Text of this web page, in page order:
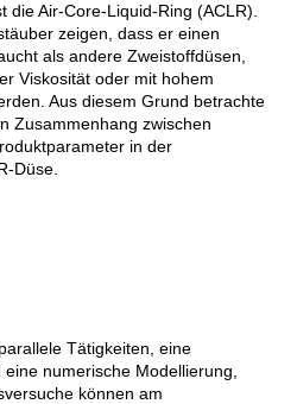
Air-Core-Liquid-Ring (ACLR).
zeigen, dass er einen
als andere Zweistoffdüsen,
Viskosität oder mit hohem
Aus diesem Grund betrachte
Zusammenhang zwischen
in der
Düse.
Tätigkeiten, eine
numerische Modellierung,
können am